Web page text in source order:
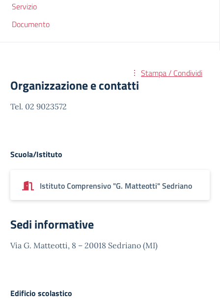
Servizio
Documento
Stampa / Condividi
Organizzazione e contatti
Tel. 02 9023572
Scuola/Istituto
Istituto Comprensivo "G. Matteotti" Sedriano
Sedi informative
Via G. Matteotti, 8 – 20018 Sedriano (MI)
Edificio scolastico